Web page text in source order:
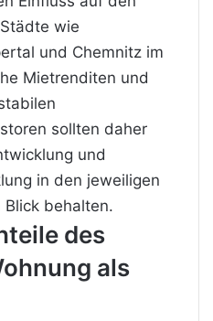
wie
und Chemnitz im
Mietrenditen und
sollten daher
und
in den jeweiligen
behalten.
des
als